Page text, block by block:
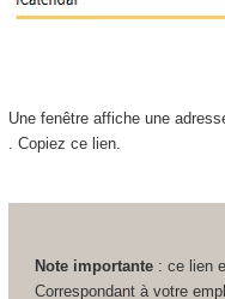
Une fenêtre affiche une
. Copiez ce lien.
Note importante: ce lien
Correspondant à votre